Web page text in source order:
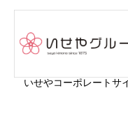
いせやコーポレートサ